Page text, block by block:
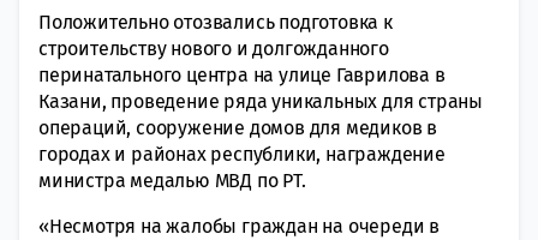
Положительно отозвались подготовка к
строительству нового и долгожданного
перинатального центра на улице Гаврилова в
Казани, проведение ряда уникальных для страны
операций, сооружение домов для медиков в
городах и районах республики, награждение
министра медалью МВД по РТ.
«Несмотря на жалобы граждан на очереди в